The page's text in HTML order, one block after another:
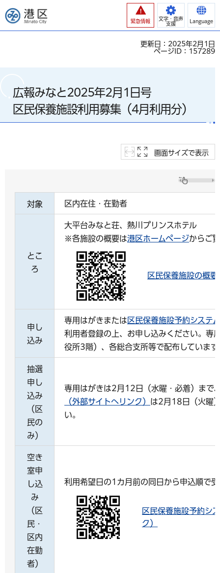
港区
緊急情報
文字・音声
支援
Language
更新日：2025年2月1日
ページID：157289
広報みなと2025年2月1日号
区民保養施設利用募集（4月利用分）
画面サイズで表示
対象 区内在住・在勤者
とこ
ろ
大平台みなと荘、熱川プリンスホテル
※各施設の概要は港区ホームページからご
区民保養施設の概要
申し
込み
専用はがきまたは 区民保養施設予約システ
利用者登録の上、お申し込みください。専
役所3階）、各総合支所等で配布しています
抽選
申し
込み
（区
民の
み）
専用はがきは2月12日（水曜・必着）まで
（外部サイトへリンク） は2月18日（火曜
い。
空き
室申
し込
み
（区
民・
区内
在勤
者）
利用希望日の1カ月前の同日から申込順で受
区民保養施設予約シ
ク）